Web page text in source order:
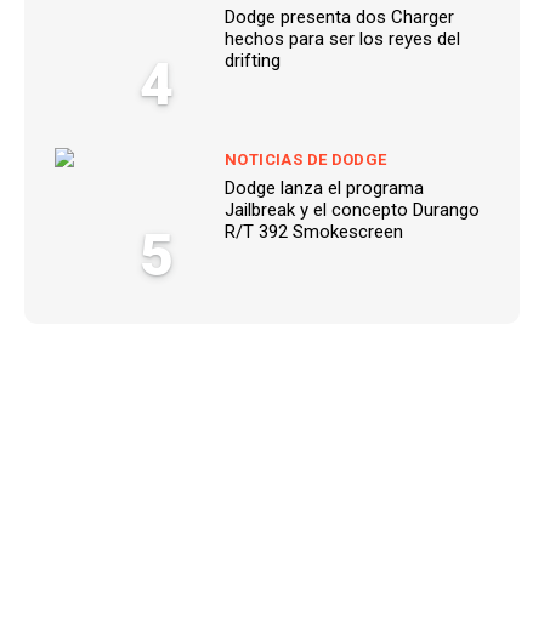
4
Dodge presenta dos Charger
hechos para ser los reyes del
drifting
5
NOTICIAS DE DODGE
Dodge lanza el programa
Jailbreak y el concepto Durango
R/T 392 Smokescreen